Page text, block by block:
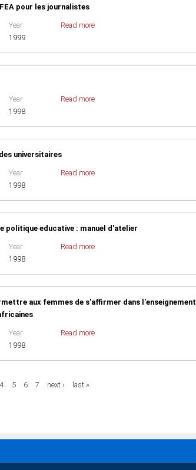
pour les journalistes
Year
1999
Read more
Year
1998
Read more
universitaires
Year
1998
Read more
politique educative : manuel d'atelier
Year
1998
Read more
aux femmes de s'affirmer dans l'enseignement
Year
1998
Read more
4 5 6 7 next › last »